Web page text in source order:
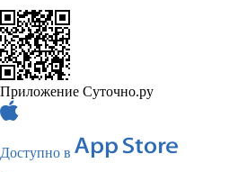
Приложение Суточно.ру
Доступно в